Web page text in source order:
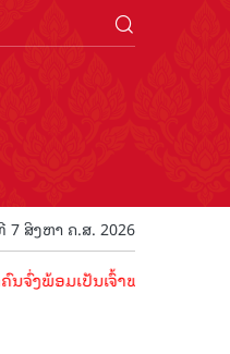
7 ສິງຫາ ຄ.ສ. 2026
ເປັນເຈົ້າພາບທີ່ດີ ຕ້ອນຮັບນັກ